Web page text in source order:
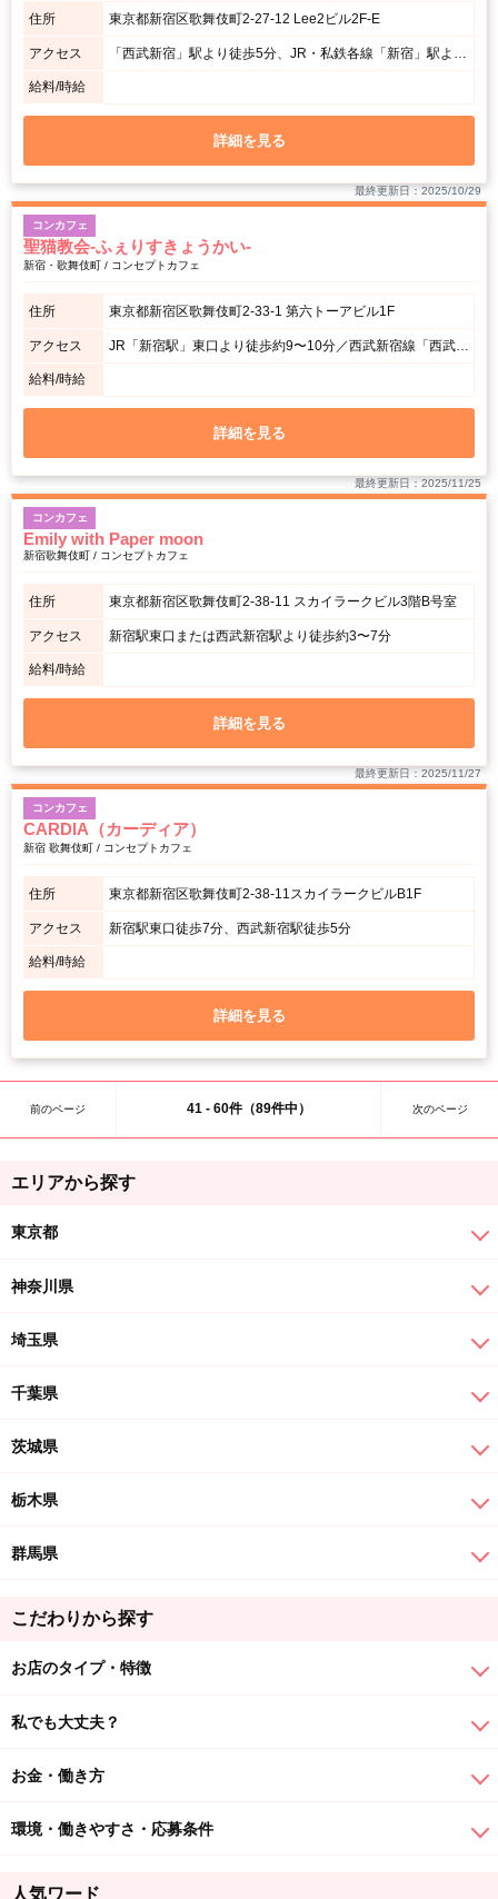
住所 東京都新宿区歌舞伎町2-27-12 Lee2ビル2F-E
アクセス 「西武新宿」駅より徒歩5分、JR・私鉄各線「新宿」駅より徒歩7分、東京メトロ・都営地下鉄「東新宿」駅より徒歩8分
給料/時給
詳細を見る
最終更新日：2025/10/29
コンカフェ
聖猫教会-ふぇりすきょうかい-
新宿・歌舞伎町 / コンセプトカフェ
住所 東京都新宿区歌舞伎町2-33-1 第六トーアビル1F
アクセス JR「新宿駅」東口より徒歩約9〜10分／西武新宿線「西武新宿駅」徒歩5分／都営大江戸線「東新宿駅」徒歩5分
給料/時給
詳細を見る
最終更新日：2025/11/25
コンカフェ
Emily with Paper moon
新宿歌舞伎町 / コンセプトカフェ
住所 東京都新宿区歌舞伎町2-38-11 スカイラークビル3階B号室
アクセス 新宿駅東口または西武新宿駅より徒歩約3〜7分
給料/時給
詳細を見る
最終更新日：2025/11/27
コンカフェ
CARDIA（カーディア）
新宿 歌舞伎町 / コンセプトカフェ
住所 東京都新宿区歌舞伎町2-38-11スカイラークビルB1F
アクセス 新宿駅東口徒歩7分、西武新宿駅徒歩5分
給料/時給
詳細を見る
前のページ 41 - 60件（89件中） 次のページ
エリアから探す
東京都
神奈川県
埼玉県
千葉県
茨城県
栃木県
群馬県
こだわりから探す
お店のタイプ・特徴
私でも大丈夫？
お金・働き方
環境・働きやすさ・応募条件
人気ワード